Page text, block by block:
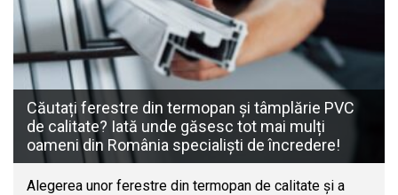
Căutați ferestre din termopan și tâmplărie PVC
de calitate? Iată unde găsesc tot mai mulți
oameni din România specialiști de încredere!
Alegerea unor ferestre din termopan de calitate și a